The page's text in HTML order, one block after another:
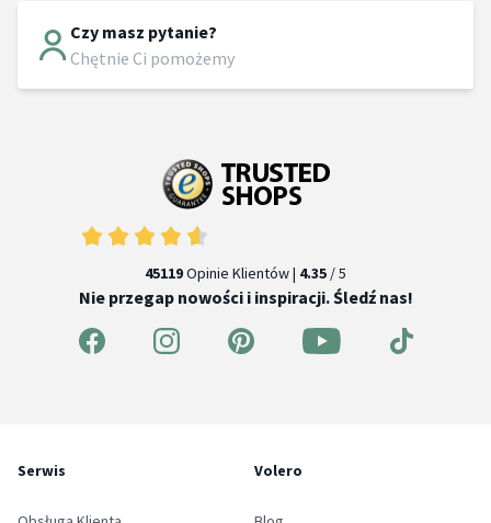
Czy masz pytanie?
Chętnie Ci pomożemy
45119Opinie Klientów | 4.35 / 5
Nie przegap nowości i inspiracji. Śledź nas!
Serwis Volero